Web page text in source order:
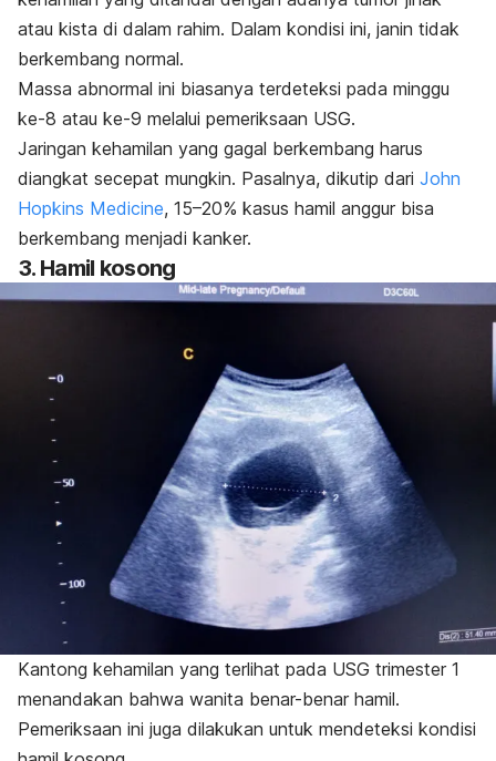
atau kista di dalam rahim. Dalam kondisi ini, janin tidak
berkembang normal.
Massa abnormal ini biasanya terdeteksi pada minggu
ke-8 atau ke-9 melalui pemeriksaan USG.
Jaringan kehamilan yang gagal berkembang harus
diangkat secepat mungkin. Pasalnya, dikutip dari John
Hopkins Medicine, 15–20% kasus hamil anggur bisa
berkembang menjadi kanker.
3. Hamil kosong
Kantong kehamilan yang terlihat pada USG trimester 1
menandakan bahwa wanita benar-benar hamil.
Pemeriksaan ini juga dilakukan untuk mendeteksi kondisi